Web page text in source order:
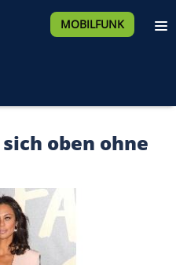
MOBILFUNK
oben ohne